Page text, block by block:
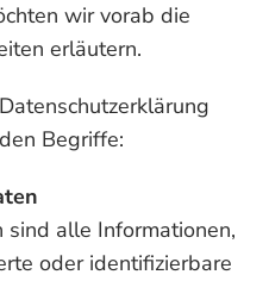
wir vorab die
erläutern.
Begriffe:
sind alle Informationen,
oder identifizierbare